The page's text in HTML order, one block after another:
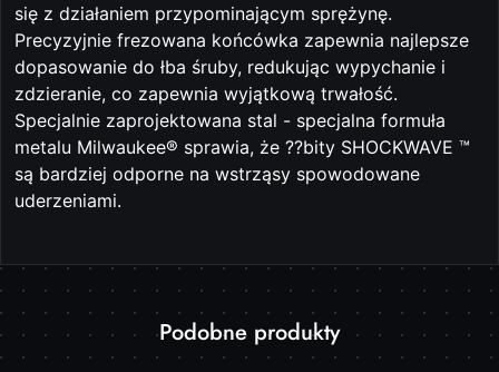
się z działaniem przypominającym sprężynę.
Precyzyjnie frezowana końcówka zapewnia najlepsze
dopasowanie do łba śruby, redukując wypychanie i
zdzieranie, co zapewnia wyjątkową trwałość.
Specjalnie zaprojektowana stal - specjalna formuła
metalu Milwaukee® sprawia, że ??bity SHOCKWAVE ™
są bardziej odporne na wstrząsy spowodowane
uderzeniami.
Pomiń karuzelę produktów
Produkty
Podobne produkty